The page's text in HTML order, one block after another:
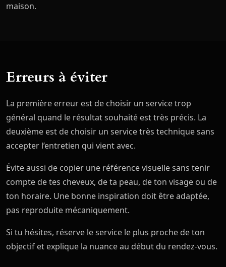
maison.
Erreurs à éviter
La première erreur est de choisir un service trop
général quand le résultat souhaité est très précis. La
deuxième est de choisir un service très technique sans
accepter l’entretien qui vient avec.
Évite aussi de copier une référence visuelle sans tenir
compte de tes cheveux, de ta peau, de ton visage ou de
ton horaire. Une bonne inspiration doit être adaptée,
pas reproduite mécaniquement.
Si tu hésites, réserve le service le plus proche de ton
objectif et explique la nuance au début du rendez-vous.